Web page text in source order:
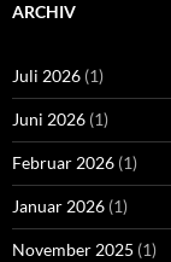
ARCHIV
Juli 2026 (1)
Juni 2026 (1)
Februar 2026 (1)
Januar 2026 (1)
November 2025 (1)